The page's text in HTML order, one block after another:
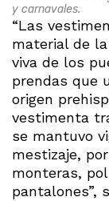
y carnavales.
“Las
material de
viva de los
prendas que
origen
vestimenta
se mantuvo
mestizaje,
monteras,
pantalones”,